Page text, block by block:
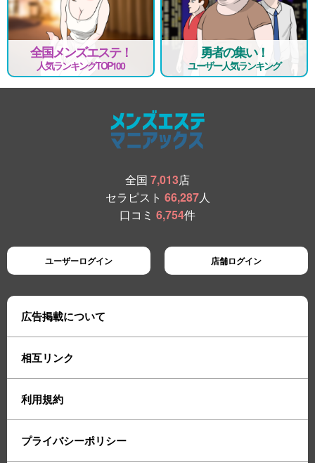
全国メンズエステ！
人気ランキングTOP100
勇者の集い！
ユーザー人気ランキング
全国 7,013店
セラピスト 66,287人
口コミ 6,754件
ユーザーログイン 店舗ログイン
広告掲載について
相互リンク
利用規約
プライバシーポリシー